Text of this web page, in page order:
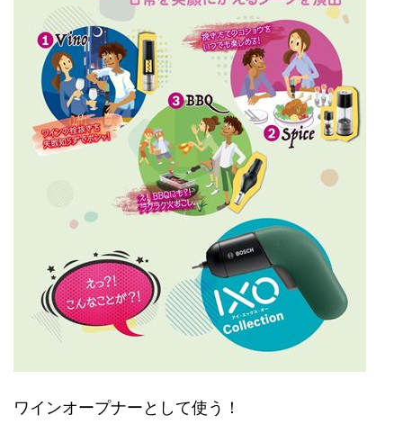
ワインオープナーとして使う！